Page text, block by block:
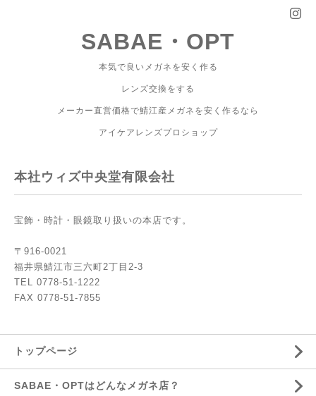
SABAE・OPT
本気で良いメガネを安く作る
レンズ交換をする
メーカー直営価格で鯖江産メガネを安く作るなら
アイケアレンズプロショップ
本社ウィズ中央堂有限会社
宝飾・時計・眼鏡取り扱いの本店です。
〒916-0021
福井県鯖江市三六町2丁目2-3
TEL 0778-51-1222
FAX 0778-51-7855
トップページ
SABAE・OPTはどんなメガネ店？